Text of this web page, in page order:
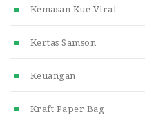
Kemasan Kue Viral
Kertas Samson
Keuangan
Kraft Paper Bag